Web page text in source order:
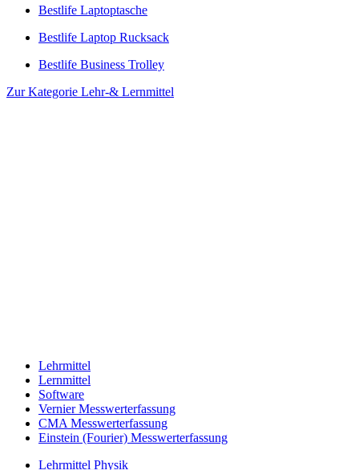
Bestlife Laptoptasche
Bestlife Laptop Rucksack
Bestlife Business Trolley
Zur Kategorie Lehr-& Lernmittel
Lehrmittel
Lernmittel
Software
Vernier Messwerterfassung
CMA Messwerterfassung
Einstein (Fourier) Messwerterfassung
Lehrmittel Physik